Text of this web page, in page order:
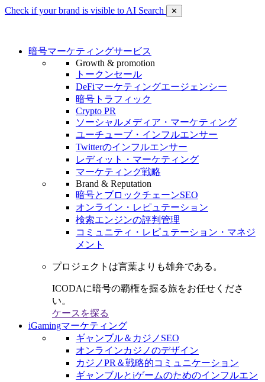
Check if your brand is visible to AI Search ✕
暗号マーケティングサービス
Growth & promotion
トークンセール
DeFiマーケティングエージェンシー
暗号トラフィック
Crypto PR
ソーシャルメディア・マーケティング
ユーチューブ・インフルエンサー
Twitterのインフルエンサー
レディット・マーケティング
マーケティング戦略
Brand & Reputation
暗号とブロックチェーンSEO
オンライン・レピュテーション
検索エンジンの評判管理
コミュニティ・レピュテーション・マネジ
メント
プロジェクトは言葉よりも雄弁である。
ICODAに暗号の覇権を握る旅をお任せくださ
い。
ケースを探る
iGamingマーケティング
ギャンブル＆カジノSEO
オンラインカジノのデザイン
カジノPR＆戦略的コミュニケーション
ギャンブルとiゲームのためのインフルエン